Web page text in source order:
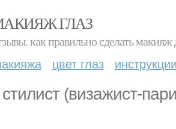
ГЛАЗ
как правильно сделать макияж
цвет глаз
(визажист-